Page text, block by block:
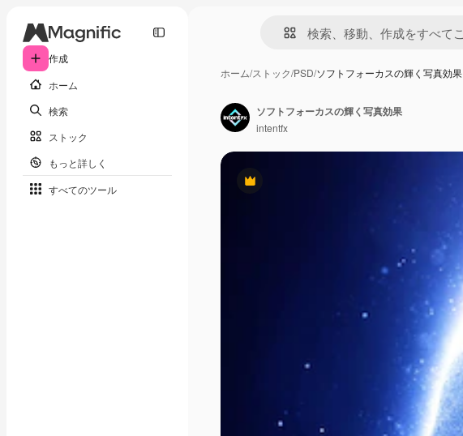
作成
ホーム
検索
ストック
もっと詳しく
すべてのツール
ホーム/ストック/PSD/ソフトフォーカスの輝く写真効果
Premium
ソフトフォーカスの輝く写真効果
intentfx